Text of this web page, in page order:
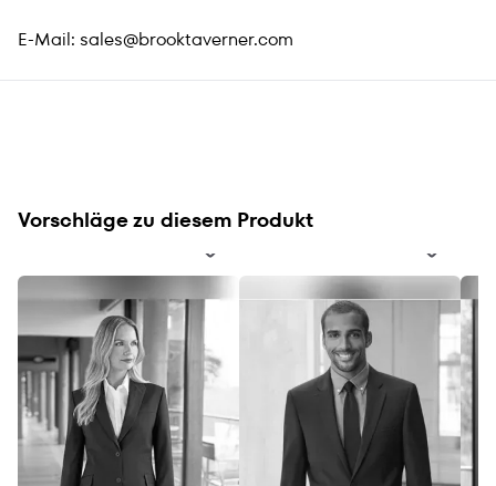
E-Mail: sales@brooktaverner.com
Vorschläge zu diesem Produkt